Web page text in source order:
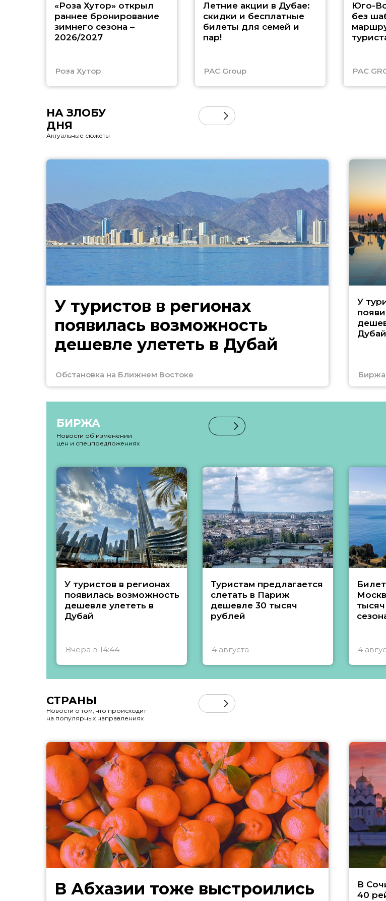
«Роза Хутор» открыл
раннее бронирование
зимнего сезона –
2026/2027
Роза Хутор
Летние акции в Дубае:
скидки и бесплатные
билеты для семей и
пар!
PAC Group
Юго-
без
PAC
НА ЗЛОБУ
ДНЯ
Актуальные сюжеты
У туристов в регионах
появилась возможность
дешевле улететь в Дубай
Обстановка на Ближнем Востоке
У
Дубай
БИРЖА
Новости об изменении
цен и спецпредложениях
У туристов в регионах
появилась возможность
дешевле улететь в
Дубай
Вчера в 14:44
Туристам предлагается
слетать в Париж
дешевле 30 тысяч
рублей
4 августа 4
СТРАНЫ
Новости о том, что происходит
на популярных направлениях
В Абхазии тоже выстроились
В
40